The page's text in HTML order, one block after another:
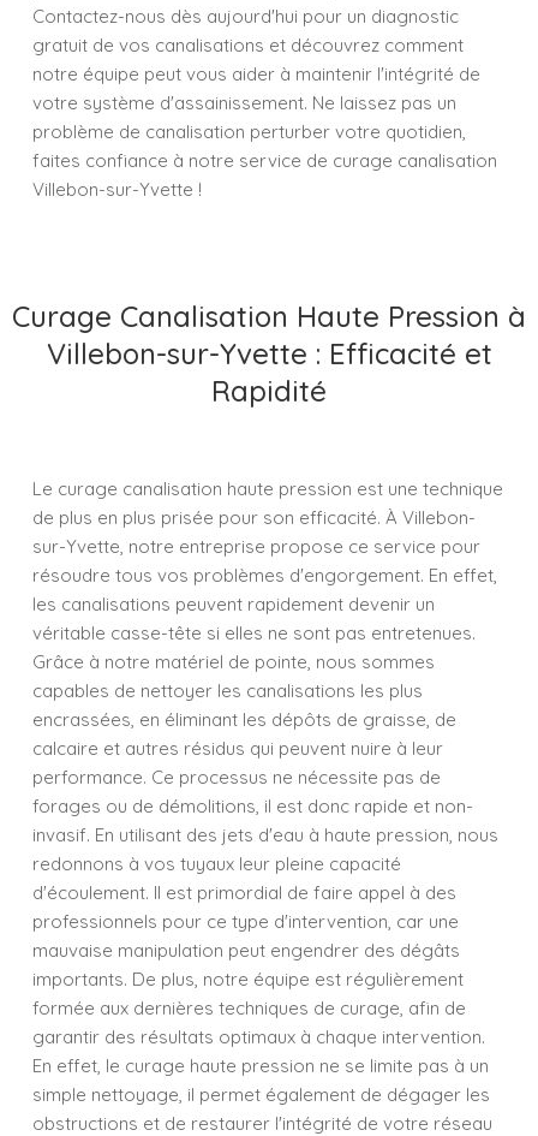
Contactez-nous dès aujourd'hui pour un diagnostic
gratuit de vos canalisations et découvrez comment
notre équipe peut vous aider à maintenir l'intégrité de
votre système d'assainissement. Ne laissez pas un
problème de canalisation perturber votre quotidien,
faites confiance à notre service de curage canalisation
Villebon-sur-Yvette !
Curage Canalisation Haute Pression à
Villebon-sur-Yvette : Efficacité et
Rapidité
Le curage canalisation haute pression est une technique
de plus en plus prisée pour son efficacité. À Villebon-
sur-Yvette, notre entreprise propose ce service pour
résoudre tous vos problèmes d'engorgement. En effet,
les canalisations peuvent rapidement devenir un
véritable casse-tête si elles ne sont pas entretenues.
Grâce à notre matériel de pointe, nous sommes
capables de nettoyer les canalisations les plus
encrassées, en éliminant les dépôts de graisse, de
calcaire et autres résidus qui peuvent nuire à leur
performance. Ce processus ne nécessite pas de
forages ou de démolitions, il est donc rapide et non-
invasif. En utilisant des jets d'eau à haute pression, nous
redonnons à vos tuyaux leur pleine capacité
d'écoulement. Il est primordial de faire appel à des
professionnels pour ce type d'intervention, car une
mauvaise manipulation peut engendrer des dégâts
importants. De plus, notre équipe est régulièrement
formée aux dernières techniques de curage, afin de
garantir des résultats optimaux à chaque intervention.
En effet, le curage haute pression ne se limite pas à un
simple nettoyage, il permet également de dégager les
obstructions et de restaurer l'intégrité de votre réseau